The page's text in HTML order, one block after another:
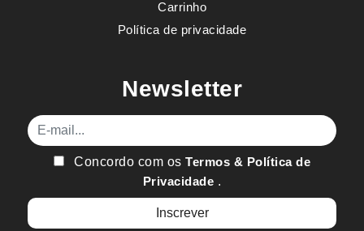
Carrinho
Política de privacidade
Newsletter
E-mail
Concordo com osTermos & Política de
Privacidade .